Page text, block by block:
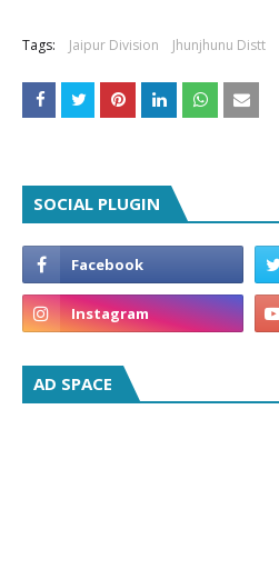
Tags: Jaipur Division Jhunjhunu Distt
SOCIAL PLUGIN
AD SPACE